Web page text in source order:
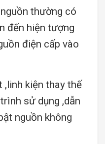
thường có
đến hiện tượng
điện cấp vào
kiện thay thế
sử dụng ,dẫn
nguồn không